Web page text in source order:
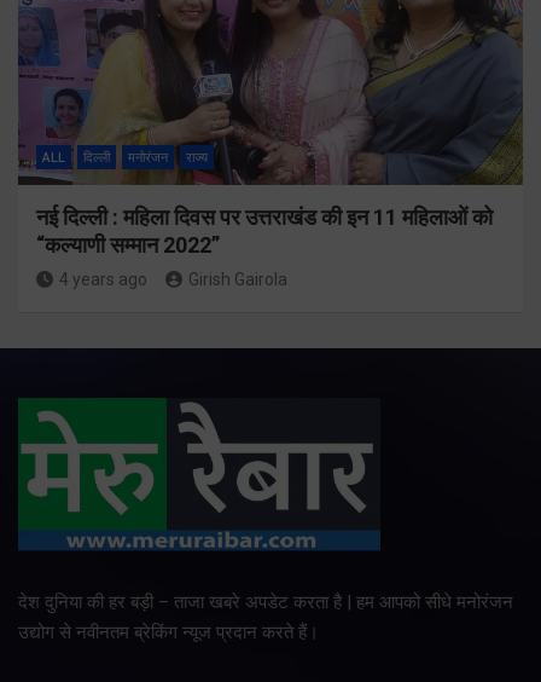
ALL दिल्ली मनोरंजन राज्य
नई दिल्ली : महिला दिवस पर उत्तराखंड की इन 11 महिलाओं को
“कल्याणी सम्मान 2022”
4 years ago Girish Gairola
देश दुनिया की हर बड़ी – ताजा खबरे अपडेट करता है | हम आपको सीधे मनोरंजन
उद्योग से नवीनतम ब्रेकिंग न्यूज प्रदान करते हैं।